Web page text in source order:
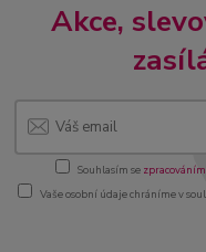
Akce,
Souhlasím se
Vaše osobní údaje chráníme v